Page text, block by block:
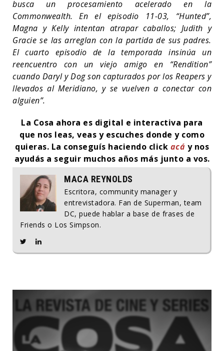
busca un procesamiento acelerado en la
Commonwealth. En el episodio 11-03, “Hunted”,
Magna y Kelly intentan atrapar caballos; Judith y
Gracie se las arreglan con la partida de sus padres.
El cuarto episodio de la temporada insinúa un
reencuentro con un viejo amigo en “Rendition”
cuando Daryl y Dog son capturados por los Reapers y
llevados al Meridiano, y se vuelven a conectar con
alguien”.
La Cosa ahora es digital e interactiva para
que nos leas, veas y escuches donde y como
quieras. La conseguís haciendo click acá y nos
ayudás a seguir muchos años más junto a vos.
MACA REYNOLDS
Escritora, community manager y
entrevistadora. Fan de Superman, team
DC, puede hablar a base de frases de
Friends o Los Simpson.